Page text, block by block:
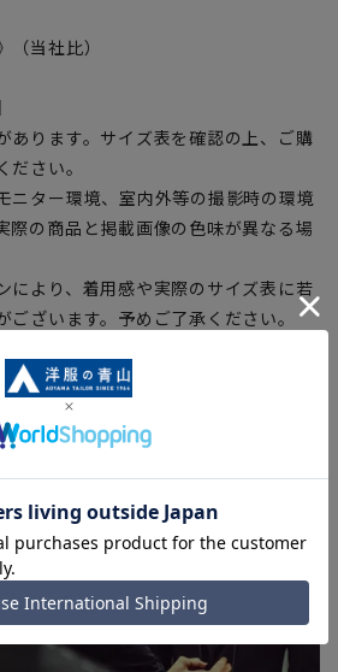
（当社比）
ります。サイズ表を確認の上、ご購
さい。
ター環境、室内外等の撮影時の環境
際の商品と掲載画像の色味が異なる場
より、着用感や実際のサイズ表に若
ざいます。予めご了承ください。
イミングにより欠品が発生し、ご注文
ざいます。予めご了承ください。(お
ましても、ご注文のタイミングによっ